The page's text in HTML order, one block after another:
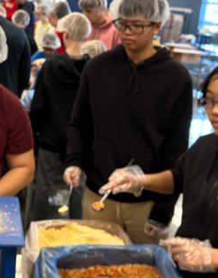
香港校友會前會長葉雅琴學姐與
杜天寶學長一家，於115年6月4日
(四)返校拜訪校友處，受到校友 ...